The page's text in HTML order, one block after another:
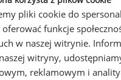
się z treścią
przetwarzania.
pliki cookie do
funkcje
w naszej witrynie.
witryny,
reklamowym i